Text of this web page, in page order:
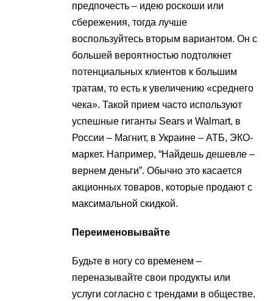
предпочесть – идею роскоши или
сбережения, тогда лучше
воспользуйтесь вторым вариантом. Он с
большей вероятностью подтолкнет
потенциальных клиентов к большим
тратам, то есть к увеличению «среднего
чека». Такой прием часто используют
успешные гиганты Sears и Walmart, в
России – Магнит, в Украине – АТБ, ЭКО-
маркет. Например, “Найдешь дешевле –
вернем деньги”. Обычно это касается
акционных товаров, которые продают с
максимальной скидкой.
Переименовывайте
Будьте в ногу со временем –
переназывайте свои продукты или
услуги согласно с трендами в обществе.